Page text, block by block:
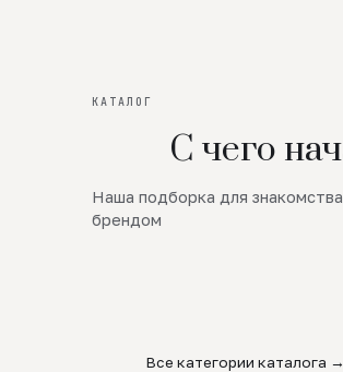
КАТАЛОГ
С чего
Наша подборка для
брендом
Новинки
SALE
Все категории каталога →